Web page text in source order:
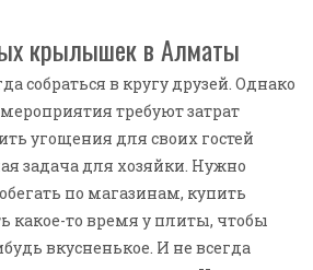
крылышек в Алматы
собраться в кругу друзей. Однако
требуют затрат
угощения для своих гостей
задача для хозяйки. Нужно
по магазинам, купить
какое-то время у плиты, чтобы
вкусненькое. И не всегда